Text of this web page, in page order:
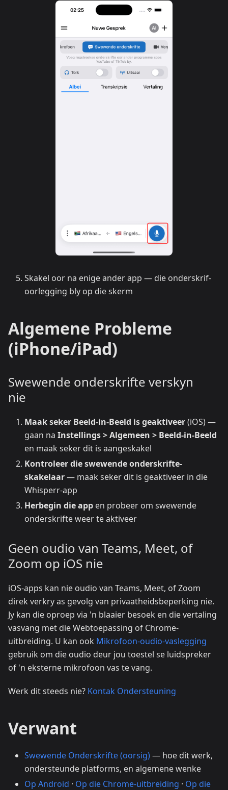
Skakel oor na enige ander app — die onderskrif-
oorlegging bly op die skerm
Algemene Probleme
(iPhone/iPad)
Swewende onderskrifte verskyn
nie
Maak seker Beeld-in-Beeld is geaktiveer(iOS) —
gaan na Instellings > Algemeen > Beeld-in-Beeld
en maak seker dit is aangeskakel
Kontroleer die swewende onderskrifte-
skakelaar— maak seker dit is geaktiveer in die
Whisperr-app
Herbegin die app en probeer om swewende
onderskrifte weer te aktiveer
Geen oudio van Teams, Meet, of
Zoom op iOS nie
iOS-apps kan nie oudio van Teams, Meet, of Zoom
direk verkry as gevolg van privaatheidsbeperking nie.
Jy kan die oproep via 'n blaaier besoek en die vertaling
vasvang met die Webtoepassing of Chrome-
uitbreiding. U kan ook Mikrofoon-oudio-vaslegging
gebruik om die oudio deur jou toestel se luidspreker
of 'n eksterne mikrofoon vas te vang.
Werk dit steeds nie? Kontak Ondersteuning
Verwant
Swewende Onderskrifte (oorsig)— hoe dit werk,
ondersteunde platforms, en algemene wenke
Op Android · Op die Chrome-uitbreiding · Op die